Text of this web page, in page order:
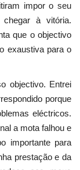
impor o seu
à vitória.
que o objectivo
exaustiva para o
objectivo. Entrei
porque
eléctricos.
a mota falhou e
importante para
prestação e da